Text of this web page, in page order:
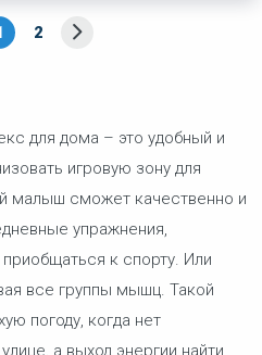
2
для дома – это удобный и
игровую зону для
малыш сможет качественно и
упражнения,
к спорту. Или
все группы мышц. Такой
погоду, когда нет
а выход энергии найти